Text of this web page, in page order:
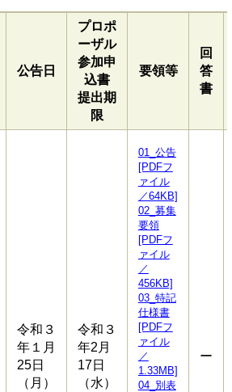
公告日
プロポ
ーザル
参加申
込書
提出期
限
要領等
回
答
書
令和３
年１月
25日
（月）
令和３
年2月
17日
（水）
01_公告
[PDFフ
ァイル
／64KB]
02_募集
要領
[PDFフ
ァイル
／
456KB]
03_特記
仕様書
[PDFフ
ァイル
／
1.33MB]
04_別表
ー